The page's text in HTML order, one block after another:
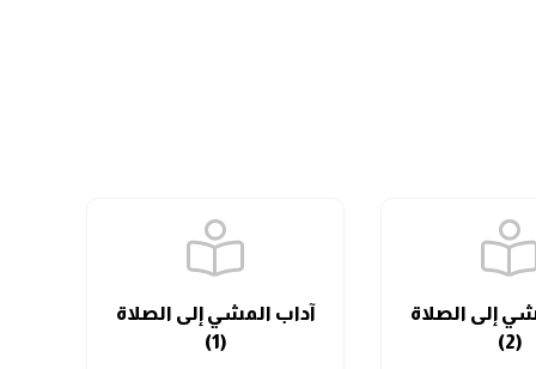
إلى الصلاة
(2)
آداب المشي إلى الصلاة
(1)